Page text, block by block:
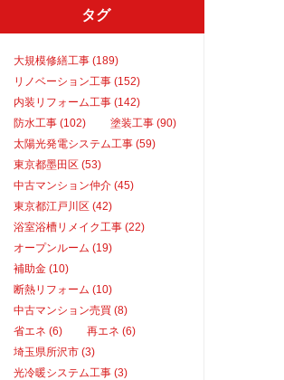
タグ
大規模修繕工事 (189)
リノベーション工事 (152)
内装リフォーム工事 (142)
防水工事 (102)
塗装工事 (90)
太陽光発電システム工事 (59)
東京都墨田区 (53)
中古マンション仲介 (45)
東京都江戸川区 (42)
浴室浴槽リメイク工事 (22)
オープンルーム (19)
補助金 (10)
断熱リフォーム (10)
中古マンション売買 (8)
省エネ (6)
再エネ (6)
埼玉県所沢市 (3)
光冷暖システム工事 (3)